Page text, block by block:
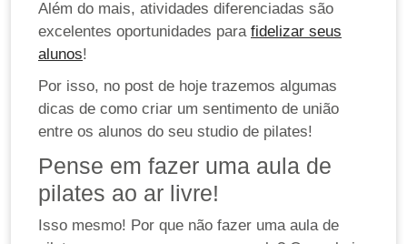
Além do mais, atividades diferenciadas são
excelentes oportunidades para fidelizar seus
alunos!
Por isso, no post de hoje trazemos algumas
dicas de como criar um sentimento de união
entre os alunos do seu studio de pilates!
Pense em fazer uma aula de
pilates ao ar livre!
Isso mesmo! Por que não fazer uma aula de